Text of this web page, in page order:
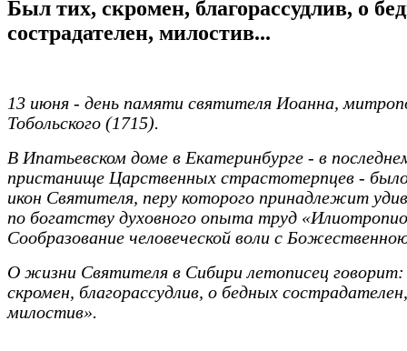
Был тих, скромен, благорассудлив, о
сострадателен, милостив...
13 июня - день памяти святителя Иоанна,
Тобольского (1715).
В Ипатьевском доме в Екатеринбурге - в
пристанище Царственных страстотерпцев -
икон Святителя, перу которого принадлежит
по богатству духовного опыта труд
Сообразование человеческой воли с
О жизни Святителя в Сибири летописец
скромен, благорассудлив, о бедных сострадателен,
милостив».